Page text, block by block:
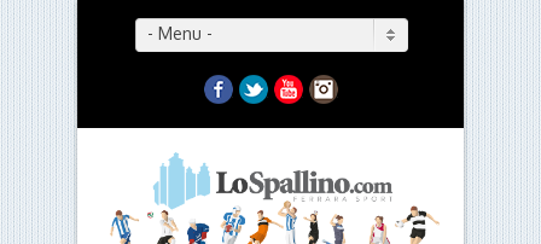
- Menu -
Facebook
TwitterYouTubeInstagram